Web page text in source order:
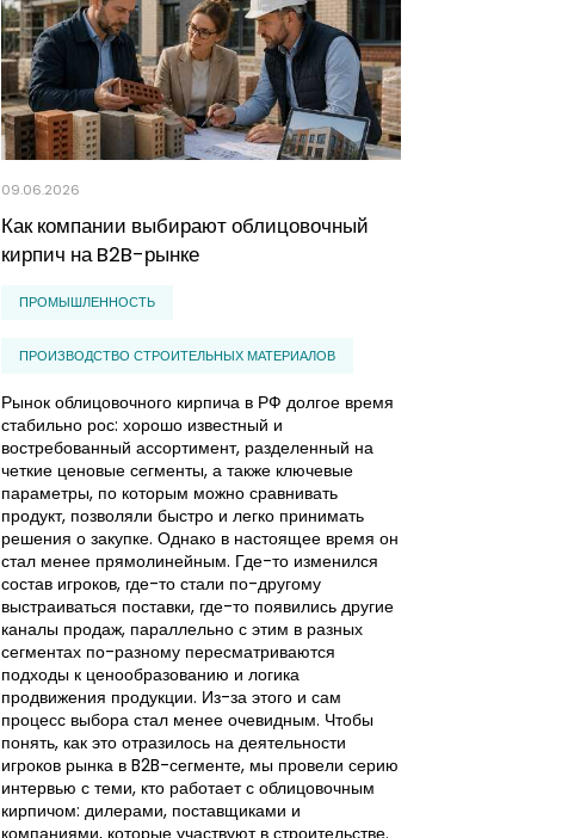
09.06.2026
Как компании выбирают облицовочный
кирпич на B2B-рынке
ПРОМЫШЛЕННОСТЬ
ПРОИЗВОДСТВО СТРОИТЕЛЬНЫХ МАТЕРИАЛОВ
Рынок облицовочного кирпича в РФ долгое время
стабильно рос: хорошо известный и
востребованный ассортимент, разделенный на
четкие ценовые сегменты, а также ключевые
параметры, по которым можно сравнивать
продукт, позволяли быстро и легко принимать
решения о закупке. Однако в настоящее время он
стал менее прямолинейным. Где-то изменился
состав игроков, где-то стали по-другому
выстраиваться поставки, где-то появились другие
каналы продаж, параллельно с этим в разных
сегментах по-разному пересматриваются
подходы к ценообразованию и логика
продвижения продукции. Из-за этого и сам
процесс выбора стал менее очевидным. Чтобы
понять, как это отразилось на деятельности
игроков рынка в B2B-сегменте, мы провели серию
интервью с теми, кто работает с облицовочным
кирпичом: дилерами, поставщиками и